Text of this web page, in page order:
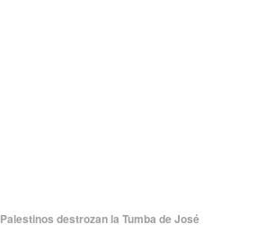
Palestinos destrozan la Tumba de José